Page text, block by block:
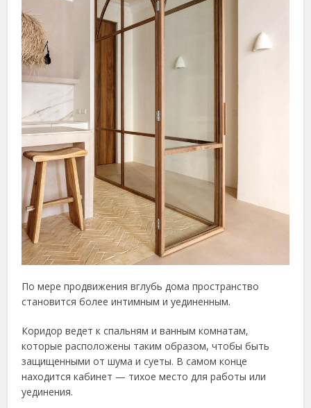
По мере продвижения вглубь дома пространство
становится более интимным и уединенным.
Коридор ведет к спальням и ванным комнатам,
которые расположены таким образом, чтобы быть
защищенными от шума и суеты. В самом конце
находится кабинет — тихое место для работы или
уединения.